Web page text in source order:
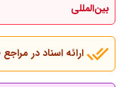
بین‌المللی
ارائه اسناد در